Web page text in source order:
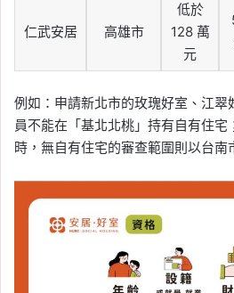
仁武安居 高雄市
低於
128 萬
元
例如：申請新北市的玫瑰好室、江翠
員不能在「基北北桃」持有自有住宅
時，無自有住宅的審查範圍則以台南